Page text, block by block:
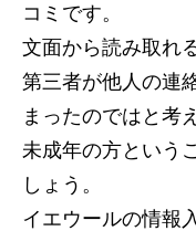
コミです。
文面から読み取れ
第三者が他人の連
まったのではと考
未成年の方という
しょう。
イエウールの情報